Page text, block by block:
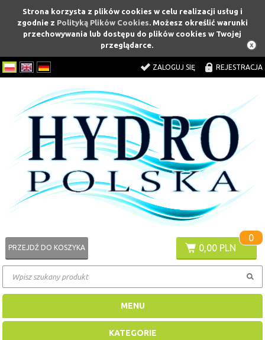
Strona korzysta z plików cookies w celu realizacji usług i
zgodnie z Polityką Plików Cookies. Możesz określić warunki
przechowywania lub dostępu do plików cookies w Twojej
przeglądarce.
ZALOGUJ SIĘ REJESTRACJA
0,00 PLN
0
PRZEJDŹ DO KOSZYKA
MENU
KATEGORIE